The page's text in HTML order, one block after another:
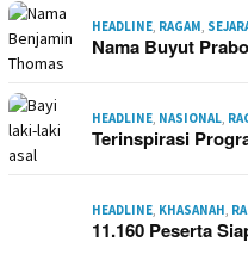
HEADLINE RAGAM
Nama Buyut
HEADLINE NASIONAL
Terinspirasi
HEADLINE KHASANAH
11.160 Peserta